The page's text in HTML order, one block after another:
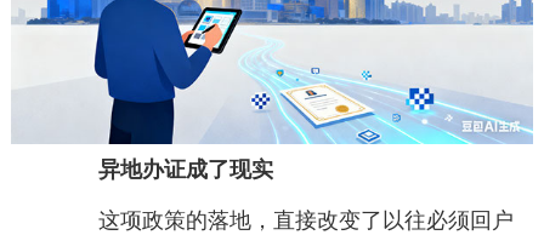
异地办证成了现实
这项政策的落地，直接改变了以往必须回户